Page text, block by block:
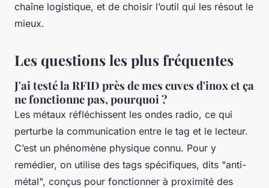
chaîne logistique, et de choisir l’outil qui les résout le
mieux.
Les questions les plus fréquentes
J'ai testé la RFID près de mes cuves d'inox et ça
ne fonctionne pas, pourquoi ?
Les métaux réfléchissent les ondes radio, ce qui
perturbe la communication entre le tag et le lecteur.
C’est un phénomène physique connu. Pour y
remédier, on utilise des tags spécifiques, dits "anti-
métal", conçus pour fonctionner à proximité des